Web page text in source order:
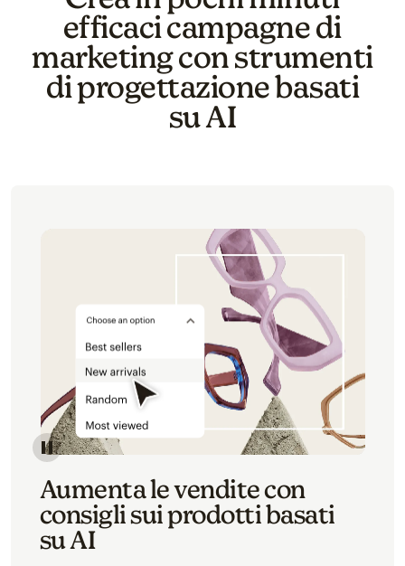
efficaci campagne di
marketing con strumenti
di progettazione basati
su AI
Aumenta le vendite con
consigli sui prodotti basati
su AI